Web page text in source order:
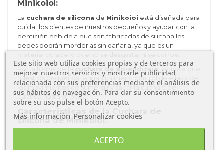
Minikoioi:
La cuchara de silicona de Minikoioi está diseñada para
cuidar los dientes de nuestros pequeños y ayudar con la
dentición debido a que son fabricadas de silicona los
bebes podrán morderlas sin dañarla, ya que es un
Por la forma de la
cuchara de aprendizaje , ayudá a que
nuestros pequeños tengan un mejor control de ellas y de
los movimientos de sumergir y sacar la cuchara del
cuenco hasta su boca.
Características d
silicona de Minikoioi:
Tipo de producto: cubiertos.
Este sitio web utiliza cookies propias y de terceros para
mejorar nuestros servicios y mostrarle publicidad
relacionada con sus preferencias mediante el análisis de
sus hábitos de navegación. Para dar su consentimiento
sobre su uso pulse el botón Acepto.
Más información Personalizar cookies
ACEPTO